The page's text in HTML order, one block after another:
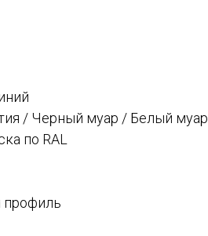
/ Черный муар / Белый муар
по RAL
профиль